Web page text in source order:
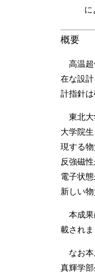
に
概要
高温超
在な設
計指針は
東北大
大学院
現する
反強磁
電子状
新しい
本成果
載されま
なお本
真輝学